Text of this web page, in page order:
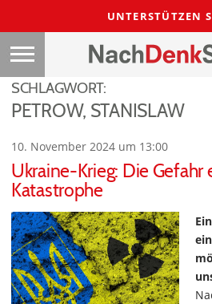
UNTERSTÜTZEN
SCHLAGWORT:
PETROW, STANISLAW
10. November 2024 um 13:00
Ukraine-Krieg: Die Gefahr
Katastrophe